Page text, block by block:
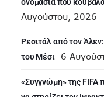
Αυγούστου, 2026
Ρεσιτάλ από τον
του Μέσι
6
«Συγγνώμη» της FIFA